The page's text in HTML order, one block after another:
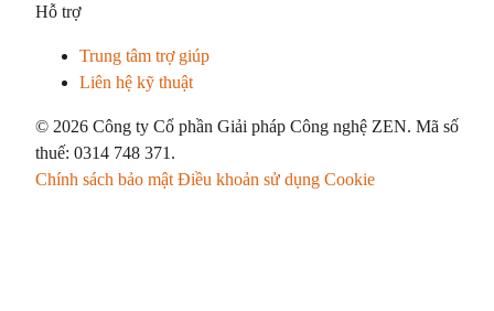
Hỗ trợ
Trung tâm trợ giúp
Liên hệ kỹ thuật
© 2026 Công ty Cổ phần Giải pháp Công nghệ ZEN. Mã số
thuế: 0314 748 371.
Chính sách bảo mật Điều khoản sử dụng Cookie